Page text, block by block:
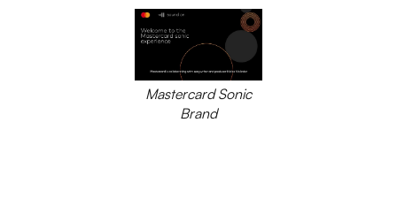
Mastercard Sonic
Brand